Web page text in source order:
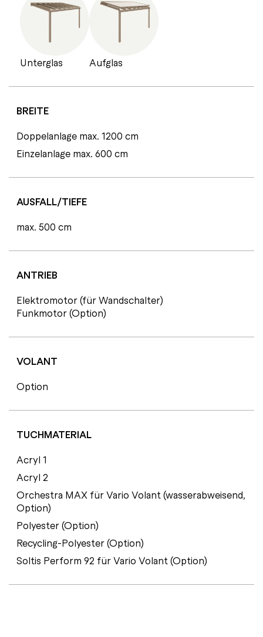
Unterglas Aufglas
BREITE
Doppelanlage max. 1200 cm
Einzelanlage max. 600 cm
AUSFALL/TIEFE
max. 500 cm
ANTRIEB
Elektromotor (für Wandschalter)
Funkmotor (Option)
VOLANT
Option
TUCHMATERIAL
Acryl 1
Acryl 2
Orchestra MAX für Vario Volant (wasserabweisend,
Option)
Polyester (Option)
Recycling-Polyester (Option)
Soltis Perform 92 für Vario Volant (Option)